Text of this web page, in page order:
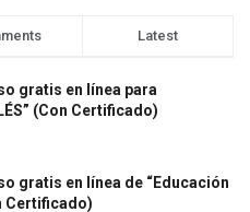
Latest
gratis en línea para
(Con Certificado)
gratis en línea de “Educación
Certificado)